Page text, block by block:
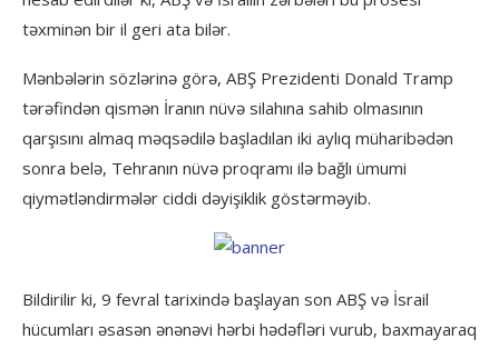
təxminən bir il geri ata bilər.
Mənbələrin sözlərinə görə, ABŞ Prezidenti Donald Tramp
tərəfindən qismən İranın nüvə silahına sahib olmasının
qarşısını almaq məqsədilə başladılan iki aylıq müharibədən
sonra belə, Tehranın nüvə proqramı ilə bağlı ümumi
qiymətləndirmələr ciddi dəyişiklik göstərməyib.
Bildirilir ki, 9 fevral tarixində başlayan son ABŞ və İsrail
hücumları əsasən ənənəvi hərbi hədəfləri vurub, baxmayaraq